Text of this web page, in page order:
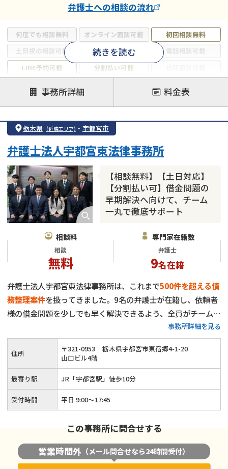
何度でも相談無料 オンライン面談可能
初回相談無料
土日祝の相談可能
19時以降電話可能
電話相談可能
LINE予約可能
分割払い可能
借金返済相談・交渉
自己破産
任意整理
個人再生
時効援用
会社破産・法人破産
住宅ローン
消費者金融・サラ金
カードローン
闇金 奨学金
続きを読む
弁護士への相談の流れ
事務所詳細 料金表
栃木県 (近隣エリア) ・ 宇都宮市
【相談無料】【土日対応】
【分割払い可】借金問題の
早期解決へ向けて、チーム
一丸で徹底サポート
弁護士法人宇都宮東法律事務所
相談料
相談
無料
専門家在籍数
弁護士
9名在籍
弁護士法人宇都宮東法律事務所は、これまで500件を超える債
務整理案件を扱ってきました。9名の弁護士が在籍し、依頼者
様の借金問題を少しでも早く解決できるよう、全員がチームと
なって問題解決にあたります。借金問題に関するご相談は何度
でも無料で対応します。費用面で心配を抱えている方も多いと
思いますが、支払い時期や分割方法はご相談の上柔軟に決定さ
せていただきます。ぜひお気軽にご相談ください。
事務所詳細を見る
住所 〒321-0953
栃木県宇都宮市東宿郷4-1-20
山口ビル4階
最寄り駅 JR「宇都宮駅」徒歩10分
受付時間 平日 9:00～17:45
この事務所に問合せする
営業時間外 （メール問合せなら24時間受付）